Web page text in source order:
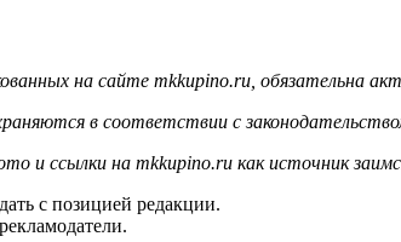
на сайте mkkupino.ru, обязательна
в соответствии с
и ссылки на mkkupino.ru как источник
с позицией редакции.